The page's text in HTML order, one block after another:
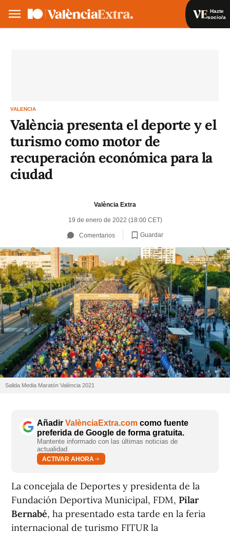
Hazte
socio/a
VALENCIA
València presenta el deporte y el
turismo como motor de
recuperación económica para la
ciudad
València Extra
19 de enero de 2022 (18:00 CET)
Comentarios Guardar
Salida Media Maratón València 2021
Añadir ValènciaExtra.com como fuente
preferida de Google de forma gratuita.
Mantente informado con las últimas noticias de
actualidad.
ACTIVAR AHORA
La concejala de Deportes y presidenta de la
Fundación Deportiva Municipal, FDM, Pilar
Bernabé, ha presentado esta tarde en la feria
internacional de turismo FITUR la